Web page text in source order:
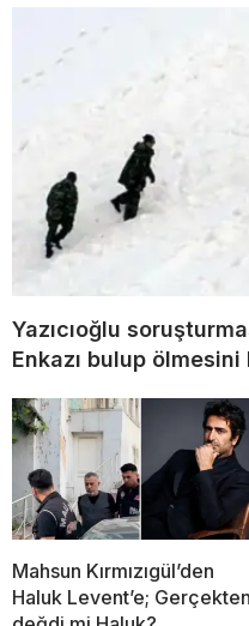
Yazıcıoğlu
Enkazı bulup
Mahsun Kırmızıgül’den
Haluk Levent’e; Gerçekten